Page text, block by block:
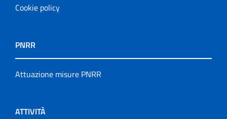
Cookie policy
PNRR
Attuazione misure PNRR
ATTIVITÀ